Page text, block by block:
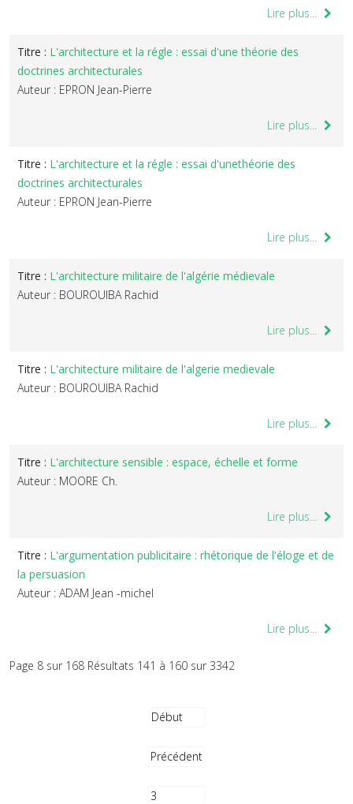
Lire plus...
Titre : L'architecture et la régle : essai d'une théorie des
doctrines architecturales
Auteur : EPRON Jean-Pierre
Lire plus...
Titre : L'architecture et la régle : essai d'unethéorie des
doctrines architecturales
Auteur : EPRON Jean-Pierre
Lire plus...
Titre : L'architecture militaire de l'algérie médievale
Auteur : BOUROUIBA Rachid
Lire plus...
Titre : L'architecture militaire de l'algerie medievale
Auteur : BOUROUIBA Rachid
Lire plus...
Titre : L'architecture sensible : espace, échelle et forme
Auteur : MOORE Ch.
Lire plus...
Titre : L'argumentation publicitaire : rhétorique de l'éloge et de
la persuasion
Auteur : ADAM Jean -michel
Lire plus...
Page 8 sur 168 Résultats 141 à 160 sur 3342
Début
Précédent
3